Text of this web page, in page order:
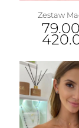
Zestaw
79.00